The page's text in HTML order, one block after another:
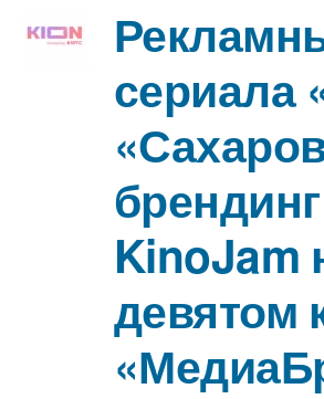
сериала
KinoJam
девятом